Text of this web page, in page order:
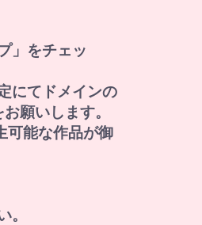
」をチェッ
にてドメインの
願いします。
可能な作品が御
。